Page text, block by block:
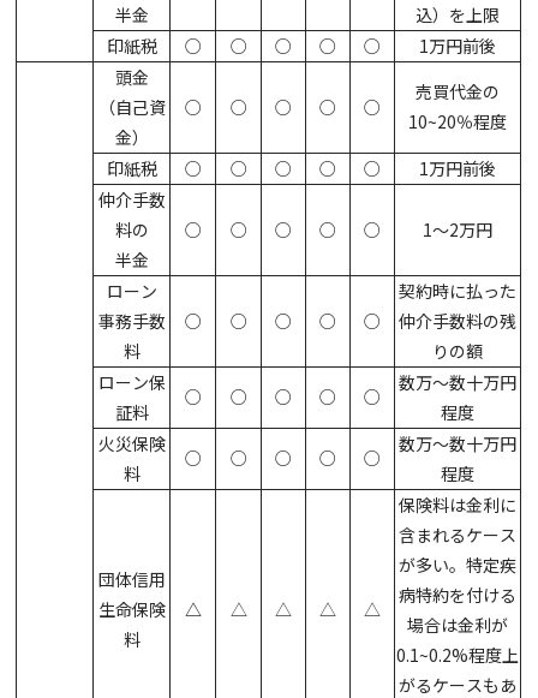
半金
込）を上限
印紙税
○ ○ ○ ○ ○ 1万円前後
頭金
（自己資
金）
○ ○ ○ ○ ○
売買代金の
10~20％程度
印紙税
○ ○ ○ ○ ○
1万円前後
仲介手数
料の
半金
○ ○ ○ ○ ○ 1～2万円
ローン
事務手数
料
○ ○ ○ ○ ○
契約時に払った
仲介手数料の残
りの額
ローン保
証料
○ ○ ○ ○ ○
数万～数十万円
程度
火災保険
料
○ ○ ○ ○ ○
数万～数十万円
程度
団体信用
生命保険
料
△ △ △ △ △
保険料は金利に
含まれるケース
が多い。特定疾
病特約を付ける
場合は金利が
0.1~0.2%程度上
がるケースもあ